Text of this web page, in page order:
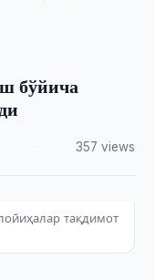
бўйича
357 views
тақдимот